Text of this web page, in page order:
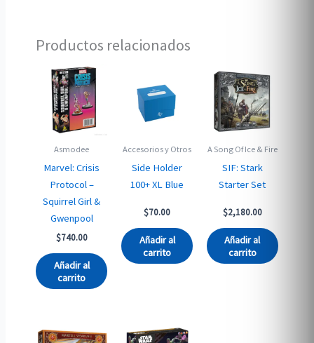
Productos relacionados
Asmodee
Marvel: Crisis
Protocol –
Squirrel Girl &
Gwenpool
$740.00
Añadir al
carrito
Accesorios y Otros
Side Holder
100+ XL Blue
$70.00
Añadir al
carrito
A Song Of Ice & Fire
SIF: Stark
Starter Set
$2,180.00
Añadir al
carrito